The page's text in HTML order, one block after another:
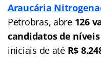
Araucária
Petrobras, abre 126
candidatos de
iniciais de até R$